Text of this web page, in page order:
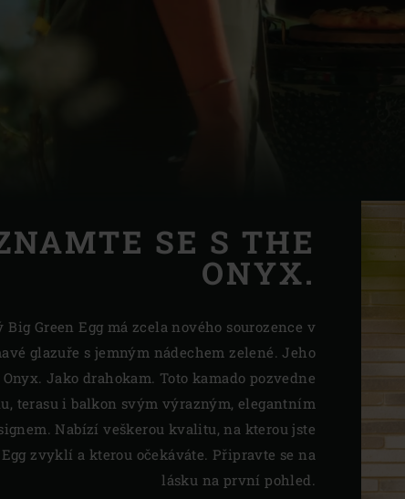
| Magyarország SE S THE
ONYX.
Green Egg má zcela nového sourozence v
glazuře s jemným nádechem zelené. Jeho
Jako drahokam. Toto kamado pozvedne
terasu i balkon svým výrazným, elegantním
Nabízí veškerou kvalitu, na kterou jste
zvyklí a kterou očekáváte. Připravte se na
lásku na první pohled.